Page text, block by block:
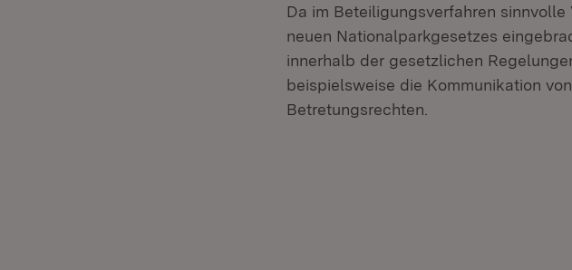
Da im Beteiligungsverfahren
neuen Nationalparkgesetzes
innerhalb der gesetzlichen
beispielsweise die Kommunikation
Betretungsrechten.